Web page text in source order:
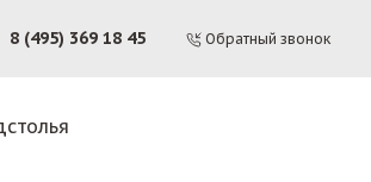
8 (495) 369 18 45 Обратный звонок